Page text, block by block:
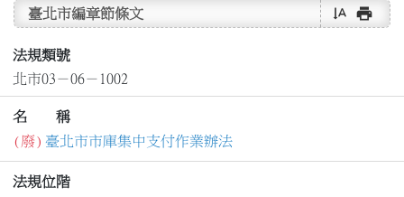
臺北市編章節條文 text_rotate_vertical print
法規類號
北市03－06－1002
名 稱
(廢) 臺北市市庫集中支付作業辦法
法規位階